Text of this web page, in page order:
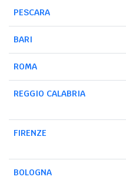
PESCARA
BARI
ROMA
REGGIO CALABRIA
FIRENZE
BOLOGNA